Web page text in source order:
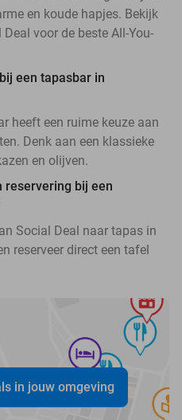
en koude hapjes. Bekijk
voor de beste All-You-
een tapasbar in
heeft een ruime keuze aan
Denk aan een klassieke
en olijven.
reservering bij een
Social Deal naar tapas in
reserveer direct een tafel
in jouw omgeving